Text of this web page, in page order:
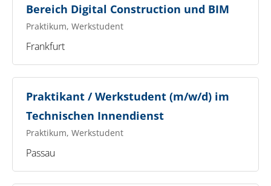
Bereich Digital Construction und BIM
Praktikum, Werkstudent
Frankfurt
Praktikant / Werkstudent (m/w/d) im
Technischen Innendienst
Praktikum, Werkstudent
Passau